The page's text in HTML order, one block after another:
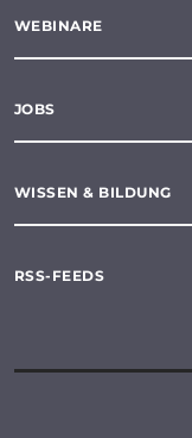
WEBINARE
JOBS
WISSEN & BILDUNG
RSS-FEEDS